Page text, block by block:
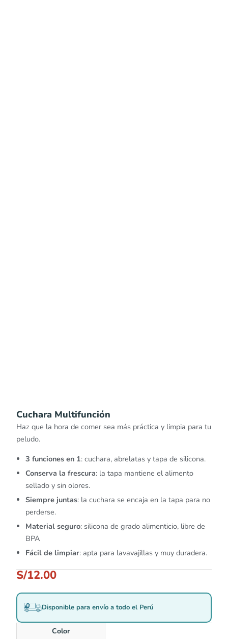
Cuchara Multifunción
Haz que la hora de comer sea más práctica y limpia para tu
peludo.
3 funciones en 1: cuchara, abrelatas y tapa de silicona.
Conserva la frescura: la tapa mantiene el alimento
sellado y sin olores.
Siempre juntas: la cuchara se encaja en la tapa para no
perderse.
Material seguro: silicona de grado alimenticio, libre de
BPA
Fácil de limpiar: apta para lavavajillas y muy duradera.
S/12.00
Disponible para envío a todo el Perú
Color